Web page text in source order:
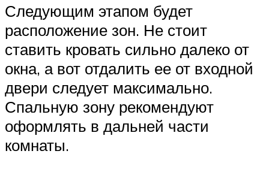
Следующим этапом будет
расположение зон. Не стоит
ставить кровать сильно далеко от
окна, а вот отдалить ее от входной
двери следует максимально.
Спальную зону рекомендуют
оформлять в дальней части
комнаты.